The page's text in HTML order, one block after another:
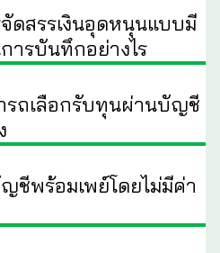
ดสรรเงินอุดหนุนแบบมี
ารบันทึกอย่างไร
รถเลือกรับทุนผ่านบัญชี
ญชีพร้อมเพย์โดยไม่มีค่า